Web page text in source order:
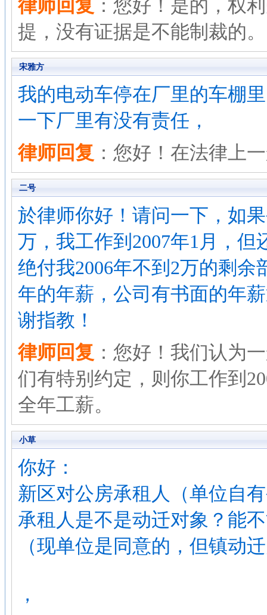
律师回复 ：您好！是的，权
提，没有证据是不能制裁的。
宋雅方
我的电动车停在厂里的车棚
一下厂里有没有责任，
律师回复 ：您好！在法律上
二号
於律师你好！请问一下，如
万，我工作到2007年1月，
绝付我2006年不到2万的剩余
年的年薪，公司有书面的年
谢指教！
律师回复 ：您好！我们认为
们有特别约定，则你工作到
全年工薪。
小草
你好：
新区对公房承租人（单位自
承租人是不是动迁对象？能
（现单位是同意的，但镇动
，